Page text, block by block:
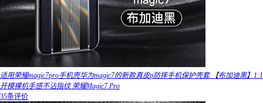
适用荣耀magic7pro手机壳华为magic7的新款真皮p防摔手机保护壳套 【布加迪黑】1:1
开模裸机手感不沾指纹 荣耀Magic7 Pro
35条评价